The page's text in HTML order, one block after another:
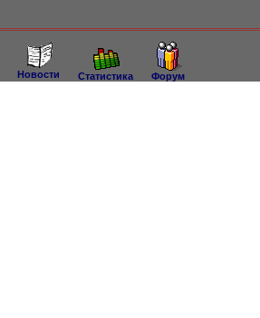
Новости Статистика Форум